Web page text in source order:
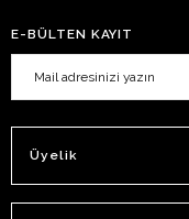
E-BÜLTEN KAYIT
Üyelik